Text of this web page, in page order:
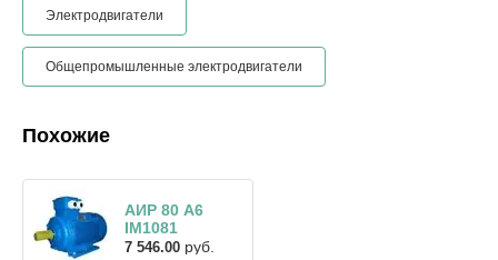
Электродвигатели
Общепромышленные электродвигатели
Похожие
АИР 80 А6
IM1081
7 546.00 руб.